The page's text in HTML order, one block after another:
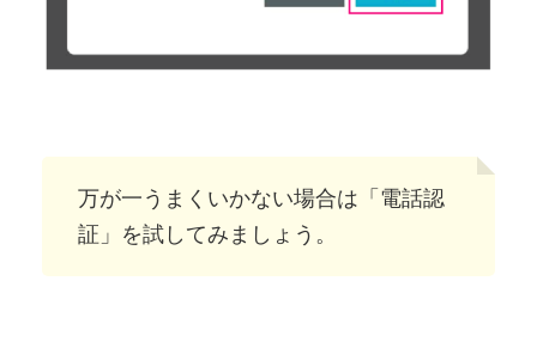
万が一うまくいかない場合は「電話認
証」を試してみましょう。